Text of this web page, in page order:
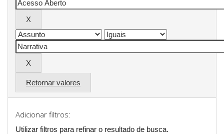
Retornar valores
Adicionar filtros:
Utilizar filtros para refinar o resultado de busca.